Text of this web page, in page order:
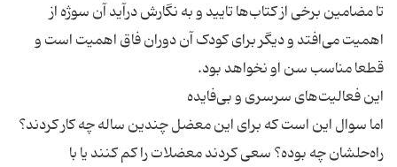
تا مضامین برخی از کتاب‌ها تایید و به نگارش درآید آن سوژه از
اهمیت می‌افتد و دیگر برای کودک آن دوران فاق اهمیت است و
اما سوال این است که برای این معضل چندین ساله چه کار کردند؟
راه‌حلشان چه بوده؟ سعی کردند معضلات را کم کنند یا با